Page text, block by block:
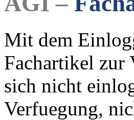
Mit dem
Fachartikel zur
sich nicht
Verfuegung,